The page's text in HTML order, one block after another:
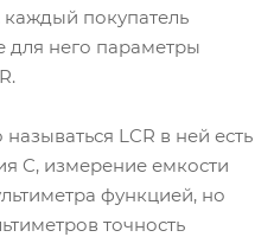
покупатель
для него параметры
LCR в ней есть
C, измерение емкости
функцией, но
точность